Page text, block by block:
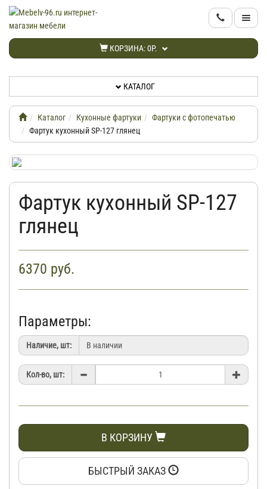
КОРЗИНА:0Р.
КАТАЛОГ
НОВИНКИ
ИНФОРМАЦИЯ
ДОСТАВКА
КАБИНЕТ
КОНТАКТЫ
КАТАЛОГ
Каталог Кухонные фартуки
Фартуки с фотопечатью
Фартук кухонный SP-127 глянец
Фартук кухонный SP-127
глянец
6370 руб.
Параметры:
Наличие, шт:
Кол-во, шт:
В КОРЗИНУ
БЫСТРЫЙ ЗАКАЗ